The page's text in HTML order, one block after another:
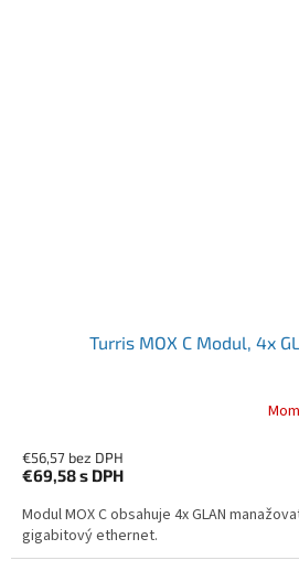
Turris MOX C Modul, 4x
€56,57 bez DPH
€69,58s DPH
Modul MOX C obsahuje 4x GLAN
gigabitový ethernet.